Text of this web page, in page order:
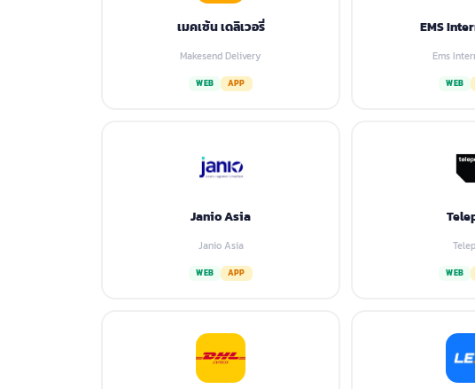
เมคเซ้น เดลิเวอรี่
Makesend Delivery
WEB APP
EMS
Ems
WEB
Janio Asia
Janio Asia
WEB APP WEB